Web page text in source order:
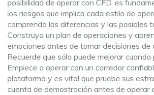
posibilidad de operar con CFD, es
los riesgos que implica cada estilo de
comprenda las diferencias y las posibles
Construya un plan de operaciones y
emociones antes de tomar decisiones de
Recuerde que sólo puede mejorar cuando
Empiece a operar con un corredor
plataforma y es vital que pruebe sus
cuenta de demostración antes de operar